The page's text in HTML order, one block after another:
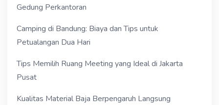
Gedung Perkantoran
Camping di Bandung: Biaya dan Tips untuk
Petualangan Dua Hari
Tips Memilih Ruang Meeting yang Ideal di Jakarta
Pusat
Kualitas Material Baja Berpengaruh Langsung